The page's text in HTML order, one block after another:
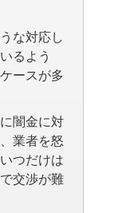
な対応し
るよう
ースが多
闇金に対
業者を怒
つだけは
交渉が難